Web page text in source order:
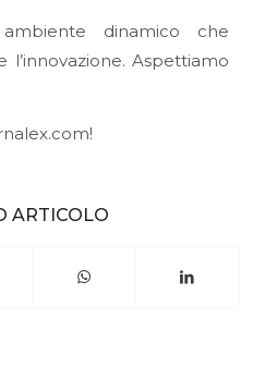
dinamico che
l’innovazione. Aspettiamo
ARTICOLO